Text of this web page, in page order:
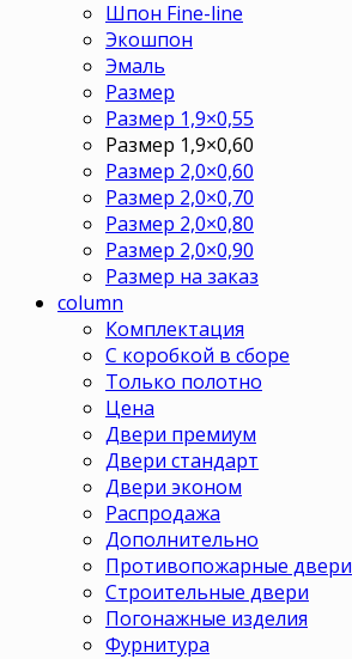
Шпон Fine-line
Экошпон
Эмаль
Размер
Размер 1,9×0,55
Размер 1,9×0,60
Размер 2,0×0,60
Размер 2,0×0,70
Размер 2,0×0,80
Размер 2,0×0,90
Размер на заказ
column
Комплектация
С коробкой в сборе
Только полотно
Цена
Двери премиум
Двери стандарт
Двери эконом
Распродажа
Дополнительно
Противопожарные двери
Строительные двери
Погонажные изделия
Фурнитура